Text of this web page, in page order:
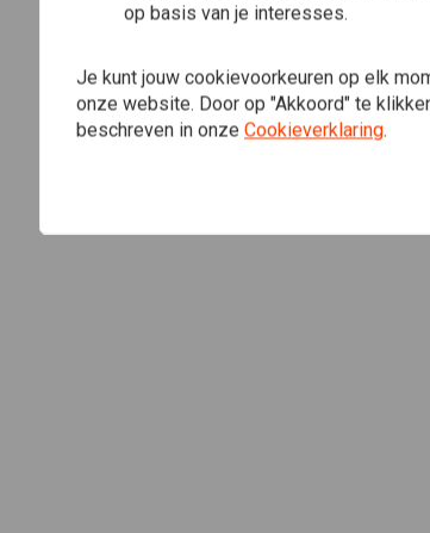
op basis van je interesses.
Je kunt jouw cookievoorkeuren op elk
onze website. Door op "Akkoord" te
beschreven in onze Cookieverklaring.